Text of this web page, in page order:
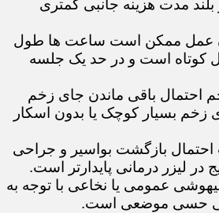
بلند مدت هزینه جانبی کمتری
عمل ممکن است ساعت ها طول
کوتاه است و در حد یک جلسه
احتمال باقی ماندن جای زخم
بسیار کوچک یا بدون اسکار
احتمال بازگشت بواسیر و جراحی
در لیزر درمانی پایدارتر است.
عمومی یا نخاعی با توجه به
بی حسی موضعی است.